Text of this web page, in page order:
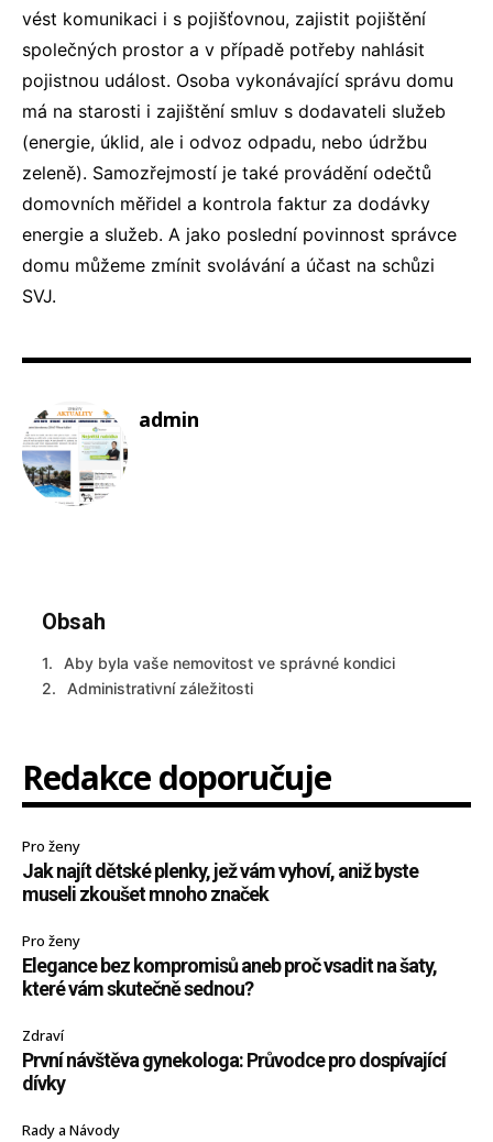
vést komunikaci i s pojišťovnou, zajistit pojištění
společných prostor a v případě potřeby nahlásit
pojistnou událost. Osoba vykonávající správu domu
má na starosti i zajištění smluv s dodavateli služeb
(energie, úklid, ale i odvoz odpadu, nebo údržbu
zeleně). Samozřejmostí je také provádění odečtů
domovních měřidel a kontrola faktur za dodávky
energie a služeb. A jako poslední povinnost správce
domu můžeme zmínit svolávání a účast na schůzi
SVJ.
admin
Obsah
Aby byla vaše nemovitost ve správné kondici
Administrativní záležitosti
Redakce doporučuje
Pro ženy
Jak najít dětské plenky, jež vám vyhoví, aniž byste
museli zkoušet mnoho značek
Pro ženy
Elegance bez kompromisů aneb proč vsadit na šaty,
které vám skutečně sednou?
Zdraví
První návštěva gynekologa: Průvodce pro dospívající
dívky
Rady a Návody